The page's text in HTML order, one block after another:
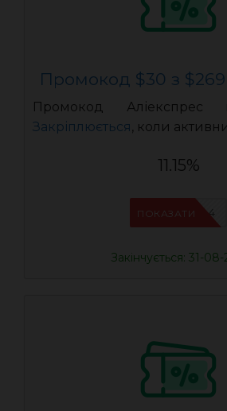
Промокод $30 з
Промокод Аліекспрес
Закріплюється, коли
11.15%
IFPDMDL4
ПОКАЗАТИ
Закінчується: 31-